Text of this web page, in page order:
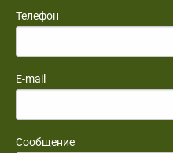
Телефон
E-mail
Сообщение